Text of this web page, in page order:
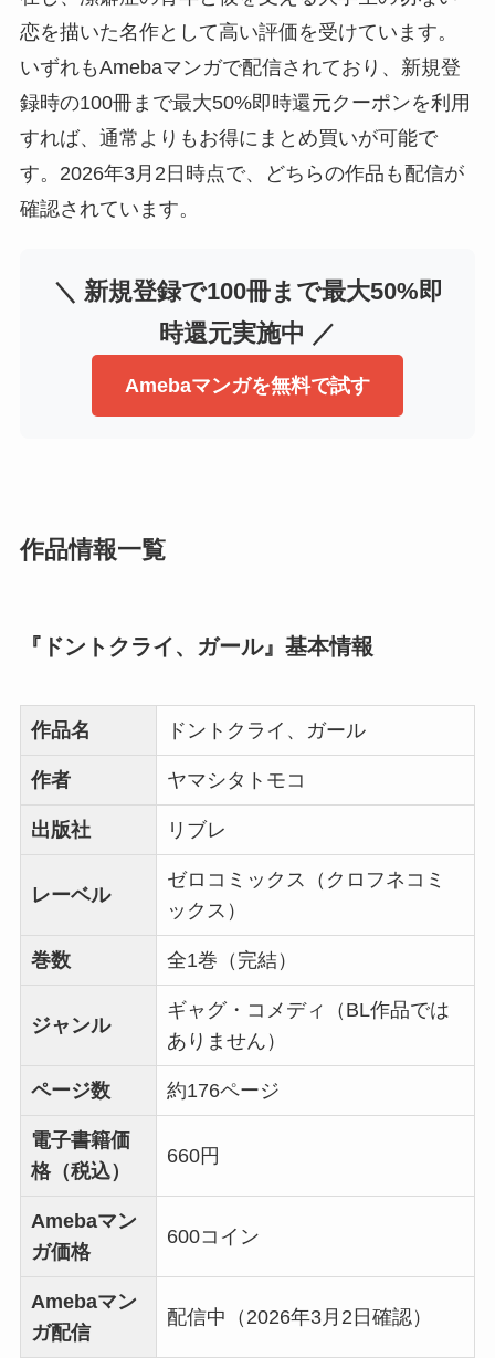
恋を描いた名作として高い評価を受けています。
いずれもAmebaマンガで配信されており、新規登
録時の100冊まで最大50%即時還元クーポンを利用
すれば、通常よりもお得にまとめ買いが可能で
す。2026年3月2日時点で、どちらの作品も配信が
確認されています。
＼ 新規登録で100冊まで最大50%即
時還元実施中 ／
Amebaマンガを無料で試す
作品情報一覧
『ドントクライ、ガール』基本情報
作品名 ドントクライ、ガール
作者 ヤマシタトモコ
出版社 リブレ
レーベル
ゼロコミックス（クロフネコミ
ックス）
巻数 全1巻（完結）
ジャンル
ギャグ・コメディ（BL作品では
ありません）
ページ数 約176ページ
電子書籍価
格（税込）
660円
Amebaマン
ガ価格
600コイン
Amebaマン
ガ配信
配信中（2026年3月2日確認）